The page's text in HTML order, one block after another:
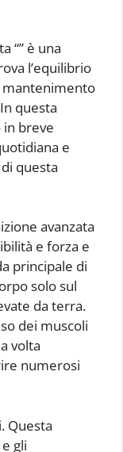
“” è una
l’equilibrio
mantenimento
questa
breve
e
questa
avanzata
e forza e
principale di
solo sul
da terra.
dei muscoli
volta
numerosi
Questa
gli